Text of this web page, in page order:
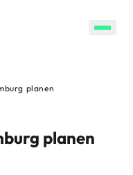
planen
planen